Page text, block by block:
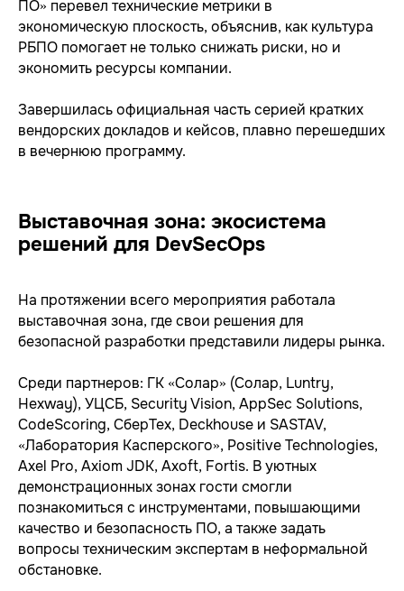
ПО» перевел технические метрики в
экономическую плоскость, объяснив, как культура
РБПО помогает не только снижать риски, но и
экономить ресурсы компании.
Завершилась официальная часть серией кратких
вендорских докладов и кейсов, плавно перешедших
в вечернюю программу.
Выставочная зона: экосистема
решений для DevSecOps
На протяжении всего мероприятия работала
выставочная зона, где свои решения для
безопасной разработки представили лидеры рынка.
Среди партнеров: ГК «Солар» (Солар, Luntry,
Hexway), УЦСБ, Security Vision, AppSec Solutions,
CodeScoring, СберТех, Deckhouse и SASTAV,
«Лаборатория Касперского», Positive Technologies,
Axel Pro, Axiom JDK, Axoft, Fortis. В уютных
демонстрационных зонах гости смогли
познакомиться с инструментами, повышающими
качество и безопасность ПО, а также задать
вопросы техническим экспертам в неформальной
обстановке.
защищенности
Сетевая безопасность
Построение СОИБ
Автоматизация управления ИБ
SIEM
Sandbox
NTA
NGFW
WAF
TI
SA
СЕРВИСЫ
Apsafe
УЦСБ SOC
CheckU